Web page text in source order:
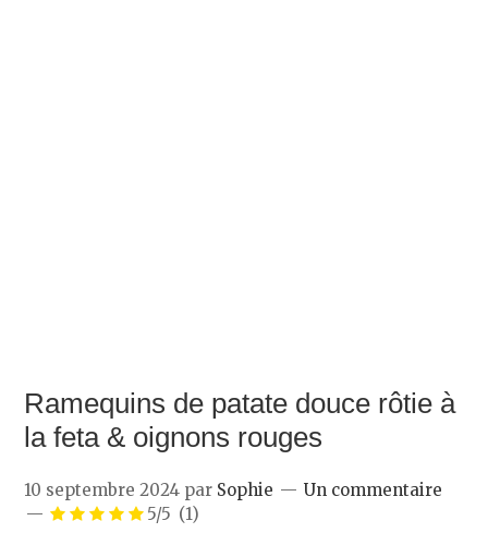
Ramequins de patate douce rôtie à
la feta & oignons rouges
10 septembre 2024 par Sophie
Un commentaire
5/5 (1)